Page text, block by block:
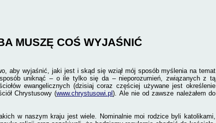
MUSZĘ COŚ WYJAŚNIĆ
aby wyjaśnić, jaki jest i skąd się wziął mój sposób myślenia na temat
uniknąć – o ile tylko się da – nieporozumień, związanych z tą
ewangelicznych (dzisiaj coraz częściej używane jest określenie
Chrystusowy (www.chrystusowi.pl). Ale nie od zawsze należałem do
w naszym kraju jest wiele. Nominalnie moi rodzice byli katolikami,